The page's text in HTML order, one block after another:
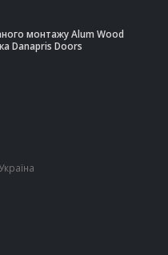
монтажу Alum Wood
Danapris Doors